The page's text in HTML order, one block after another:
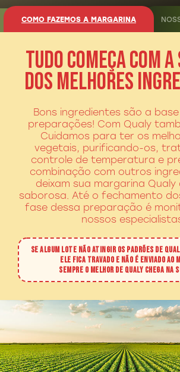
COMO FAZEMOS A MARGARINA
TUDO COMEÇA COM
DOS MELHORES
Bons ingredientes são a
preparações! Com Qualy
Cuidamos para ter os
vegetais, purificando-os,
controle de temperatura e
combinação com outros
deixam sua margarina Qualy
saborosa. Até o fechamento
fase dessa preparação é
nossos
SE ALGUM LOTE NÃO ATINGIR OS PADRÕES DE
ELE FICA TRAVADO E NÃO É ENVIADO AO
SEMPRE O MELHOR DE QUALY CHEGA NA